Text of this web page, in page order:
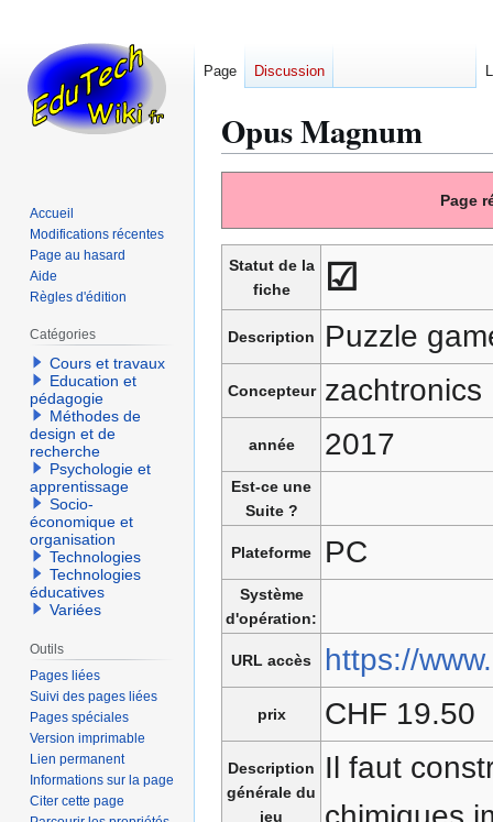
Opus Magnum
la
navigation
la
recherche
Page
Statut de la
fiche
☑
Description Puzzle
Concepteur zachtronics
année 2017
Est-ce une
Suite ?
Plateforme PC
Système
d'opération:
URL accès https://
prix CHF 19.50
Description
générale du
jeu
Il faut
Page Discussion
Accueil
Modifications récentes
Page au hasard
Aide
Règles d'édition
Catégories
Cours et travaux
Education et
pédagogie
Méthodes de
design et de
recherche
Psychologie et
apprentissage
Socio-
économique et
organisation
Technologies
Technologies
éducatives
Variées
Outils
Pages liées
Suivi des pages liées
Pages spéciales
Version imprimable
Lien permanent
Informations sur la page
Citer cette page